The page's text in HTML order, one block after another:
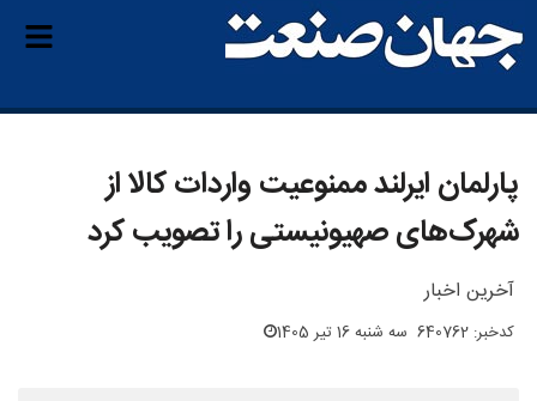
پارلمان ایرلند ممنوعیت واردات کالا از
شهرک‌های صهیونیستی را تصویب کرد
آخرین اخبار
کدخبر: 640762 سه شنبه 16 تیر 1405